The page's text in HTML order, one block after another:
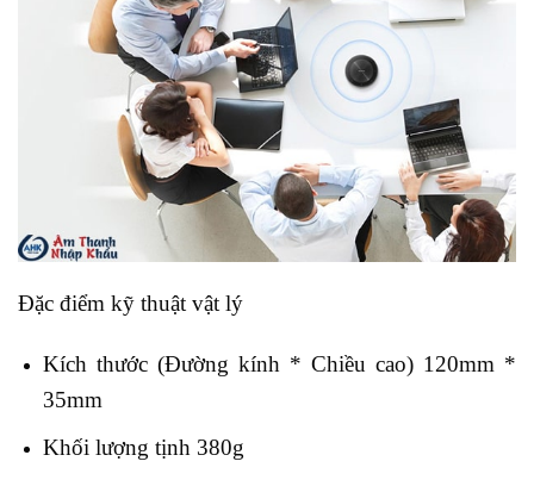
Đặc điểm kỹ thuật vật lý
Kích thước (Đường kính * Chiều cao) 120mm *
35mm
Khối lượng tịnh 380g